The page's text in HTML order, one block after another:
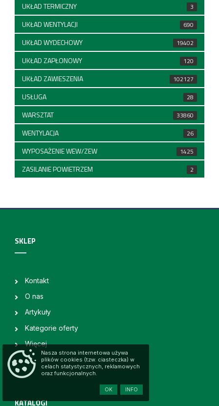
UKŁAD TERMICZNY 3
UKŁAD WENTYLACJI 690
UKŁAD WYDECHOWY 19402
UKŁAD ZAPŁONOWY 120
UKŁAD ZAWIESZENIA 102127
USŁUGA 28
WARSZTAT 33860
WENTYLACJA 26
WYPOSAŻENIE WEW/ZEW 1425
ZASILANIE POWIETRZEM 2
SKLEP
Kontakt
O nas
Artykuły
Kategorie oferty
Więcej
KATALOGI
Nasza strona internetowa używa
plików cookies (tzw. ciasteczka) w
celach statystycznych, reklamowych
oraz funkcjonalnych.
INFO
OK